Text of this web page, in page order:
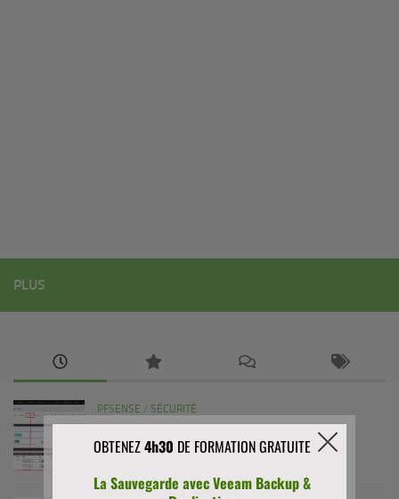
PLUS
PFSENSE / SÉCURITÉ
Comment installer et configurer Suricata sur
pfSense (guide complet)